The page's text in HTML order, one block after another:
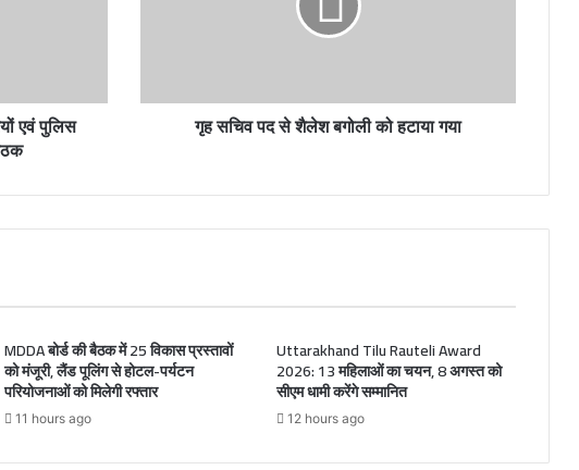
एवं पुलिस गृह सचिव पद से शैलेश बगोली को हटाया गया
MDDA बोर्ड की बैठक में 25 विकास प्रस्तावों
को मंजूरी, लैंड पूलिंग से होटल-पर्यटन
परियोजनाओं को मिलेगी रफ्तार
11 hours ago
Uttarakhand Tilu Rauteli Award
2026: 13 महिलाओं का चयन, 8 अगस्त को
सीएम धामी करेंगे सम्मानित
12 hours ago